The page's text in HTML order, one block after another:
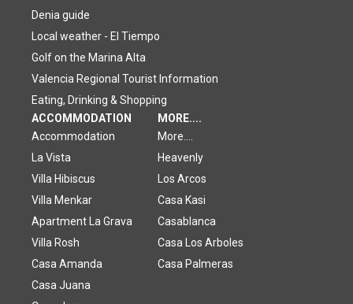
Denia guide
Local weather - El Tiempo
Golf on the Marina Alta
Valencia Regional Tourist Information
Eating, Drinking & Shopping
ACCOMMODATION
Accommodation
La Vista
Villa Hibiscus
Villa Menkar
Apartment La Grava
Villa Rosh
Casa Amanda
Casa Juana
MORE....
More....
Heavenly
Los Arcos
Casa Kasi
Casablanca
Casa Los Arboles
Casa Palmeras